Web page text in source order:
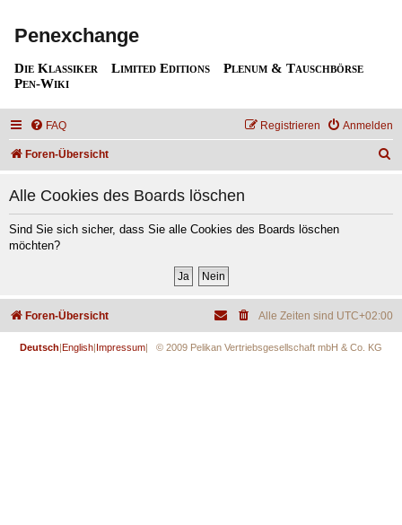
Penexchange
Die Klassiker Limited Editions
Plenum & Tauschbörse
Pen-Wiki
FAQ Anmelden
Registrieren
Foren-Übersicht
Alle Cookies des Boards löschen
Sind Sie sich sicher, dass Sie alle Cookies des Boards löschen
möchten?
Foren-Übersicht Alle Zeiten sind UTC+02:00
Deutsch|English|Impressum| © 2009 Pelikan Vertriebsgesellschaft mbH & Co. KG